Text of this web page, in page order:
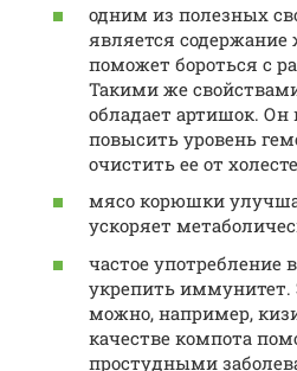
одним из полезных
является содержание
поможет бороться с
Такими же
обладает артишок.
повысить уровень
очистить ее от
мясо корюшки
ускоряет
частое употребление
укрепить
можно, например,
качестве компота
простудными